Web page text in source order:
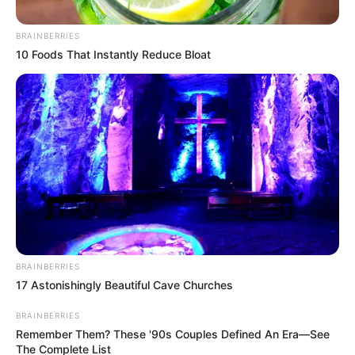
Foto de EPM
Por:Olga Lucía Cotamo Salazar
Octubre 14, 2022
UNIRSE AL CANAL DE WHATSAPP
BRAINBERRIES
10 Foods That Instantly Reduce Bloat
BRAINBERRIES
17 Astonishingly Beautiful Cave Churches
BRAINBERRIES
Remember Them? These '90s Couples Defined An Era—See
The Complete List